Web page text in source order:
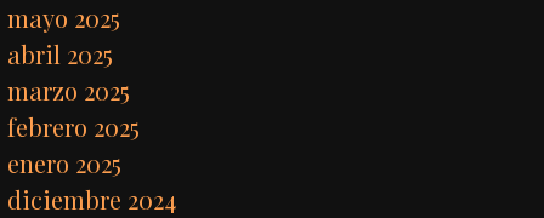
mayo 2025
abril 2025
marzo 2025
febrero 2025
enero 2025
diciembre 2024